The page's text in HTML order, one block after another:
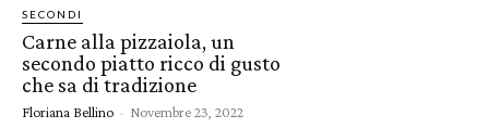
SECONDI
Carne alla pizzaiola, un
secondo piatto ricco di gusto
che sa di tradizione
Floriana Bellino - Novembre 23, 2022